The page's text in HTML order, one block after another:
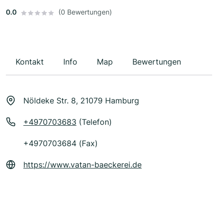
0.0 (0 Bewertungen)
Kontakt Info Map Bewertungen
Nöldeke Str. 8, 21079 Hamburg
+4970703683 (Telefon)
+4970703684 (Fax)
https://www.vatan-baeckerei.de